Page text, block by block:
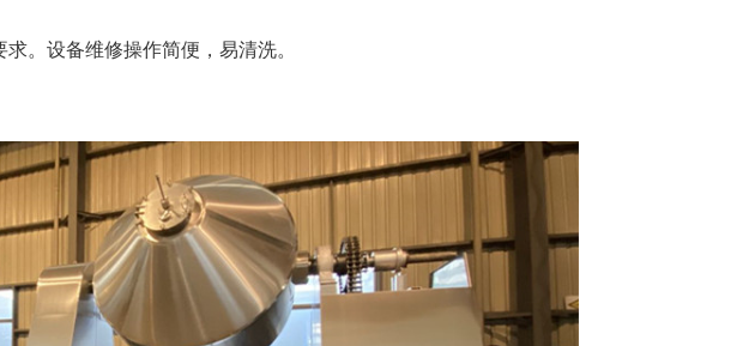
。设备维修操作简便，易清洗。